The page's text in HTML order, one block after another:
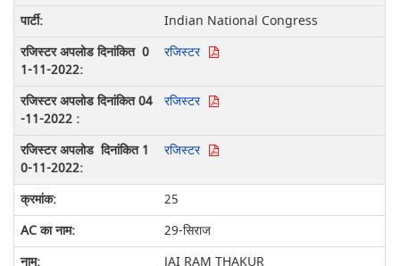
Indian National Congress
रजिस्टर
रजिस्टर
रजिस्टर
25
29-सिराज
JAI RAM THAKUR